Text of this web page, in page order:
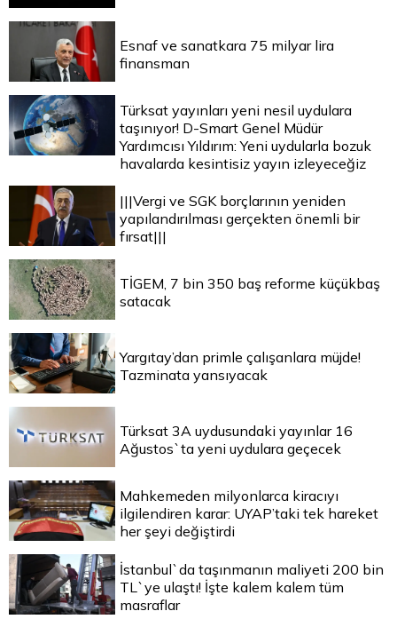
Esnaf ve sanatkara 75 milyar lira
finansman
Türksat yayınları yeni nesil uydulara
taşınıyor! D-Smart Genel Müdür
Yardımcısı Yıldırım: Yeni uydularla bozuk
havalarda kesintisiz yayın izleyeceğiz
|||Vergi ve SGK borçlarının yeniden
yapılandırılması gerçekten önemli bir
fırsat|||
TİGEM, 7 bin 350 baş reforme küçükbaş
satacak
Yargıtay’dan primle çalışanlara müjde!
Tazminata yansıyacak
Türksat 3A uydusundaki yayınlar 16
Ağustos`ta yeni uydulara geçecek
Mahkemeden milyonlarca kiracıyı
ilgilendiren karar: UYAP’taki tek hareket
her şeyi değiştirdi
İstanbul`da taşınmanın maliyeti 200 bin
TL`ye ulaştı! İşte kalem kalem tüm
masraflar